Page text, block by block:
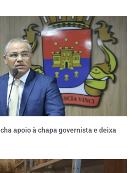
apoio à chapa governista e deixa